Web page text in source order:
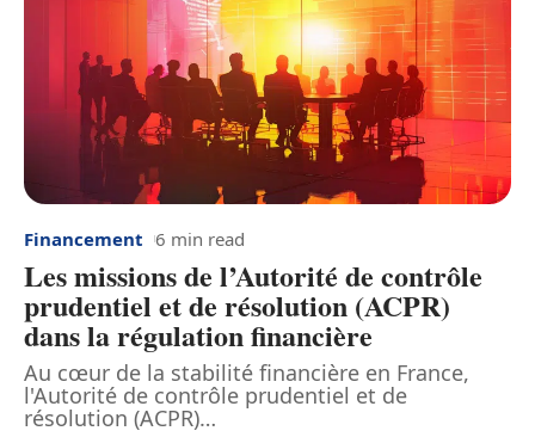
Financement 6 min read
Les missions de l’Autorité de contrôle
prudentiel et de résolution (ACPR)
dans la régulation financière
Au cœur de la stabilité financière en France,
l'Autorité de contrôle prudentiel et de
résolution (ACPR)…